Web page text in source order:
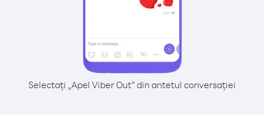
Selectați „Apel Viber Out” din antetul conversației